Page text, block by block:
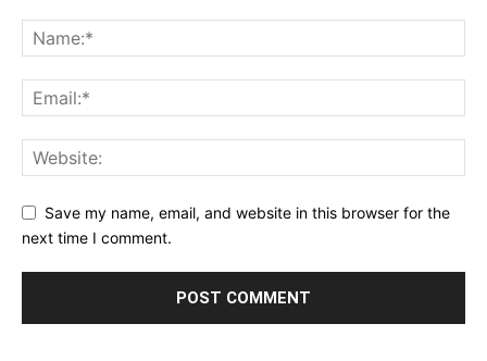
Save my name, email, and website in this browser for the
next time I comment.